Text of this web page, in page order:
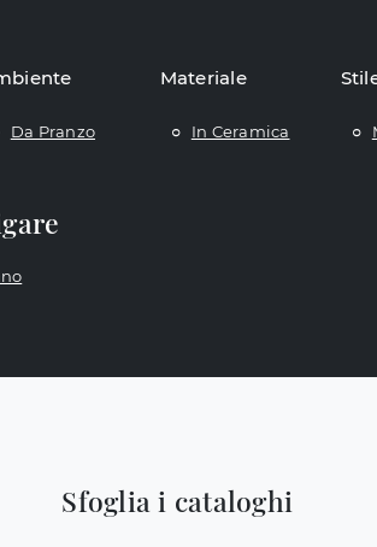
Da Pranzo
Materiale
In Ceramica
Sfoglia i cataloghi